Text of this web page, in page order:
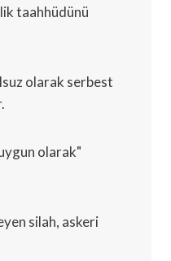
taahhüdünü
olarak serbest
olarak"
silah, askeri